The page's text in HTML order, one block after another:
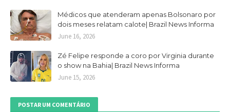
Médicos que atenderam apenas Bolsonaro por
dois meses relatam calote| Brazil News Informa
June 16, 2026
Zé Felipe responde a coro por Virginia durante
o show na Bahia| Brazil News Informa
June 15, 2026
POSTAR UM COMENTÁRIO